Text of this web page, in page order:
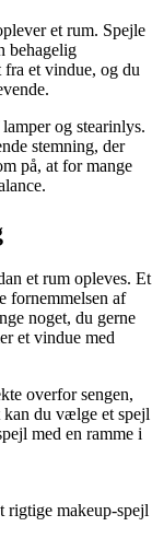
et rum. Spejle
behagelig
fra et vindue, og du
og stearinlys.
stemning, der
på, at for mange
et rum opleves. Et
fornemmelsen af
noget, du gerne
et vindue med
overfor sengen,
kan du vælge et spejl
med en ramme i
rigtige makeup-spejl